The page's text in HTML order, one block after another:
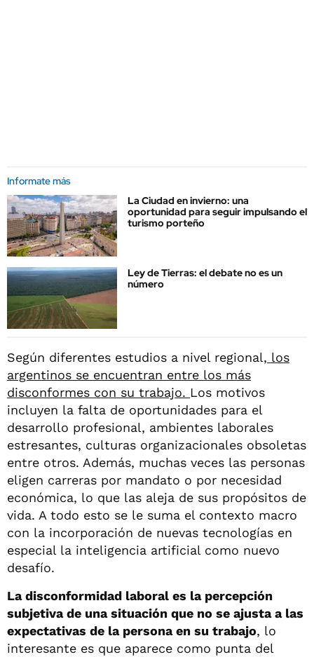
Informate más
La Ciudad en invierno: una
oportunidad para seguir impulsando el
turismo porteño
Ley de Tierras: el debate no es un
número
Según diferentes estudios a nivel regional, los
argentinos se encuentran entre los más
disconformes con su trabajo. Los motivos
incluyen la falta de oportunidades para el
desarrollo profesional, ambientes laborales
estresantes, culturas organizacionales obsoletas
entre otros. Además, muchas veces las personas
eligen carreras por mandato o por necesidad
económica, lo que las aleja de sus propósitos de
vida. A todo esto se le suma el contexto macro
con la incorporación de nuevas tecnologías en
especial la inteligencia artificial como nuevo
desafío.
La disconformidad laboral es la percepción
subjetiva de una situación que no se ajusta a las
expectativas de la persona en su trabajo, lo
interesante es que aparece como punta del